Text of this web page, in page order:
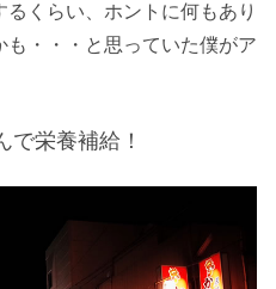
くらい、ホントに何もあり
も・・・と思っていた僕がア
で栄養補給！